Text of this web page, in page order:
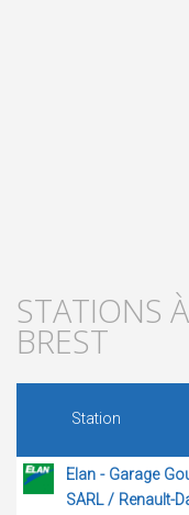
STATIONS
BREST
Station
Elan - Garage
SARL / Renault-